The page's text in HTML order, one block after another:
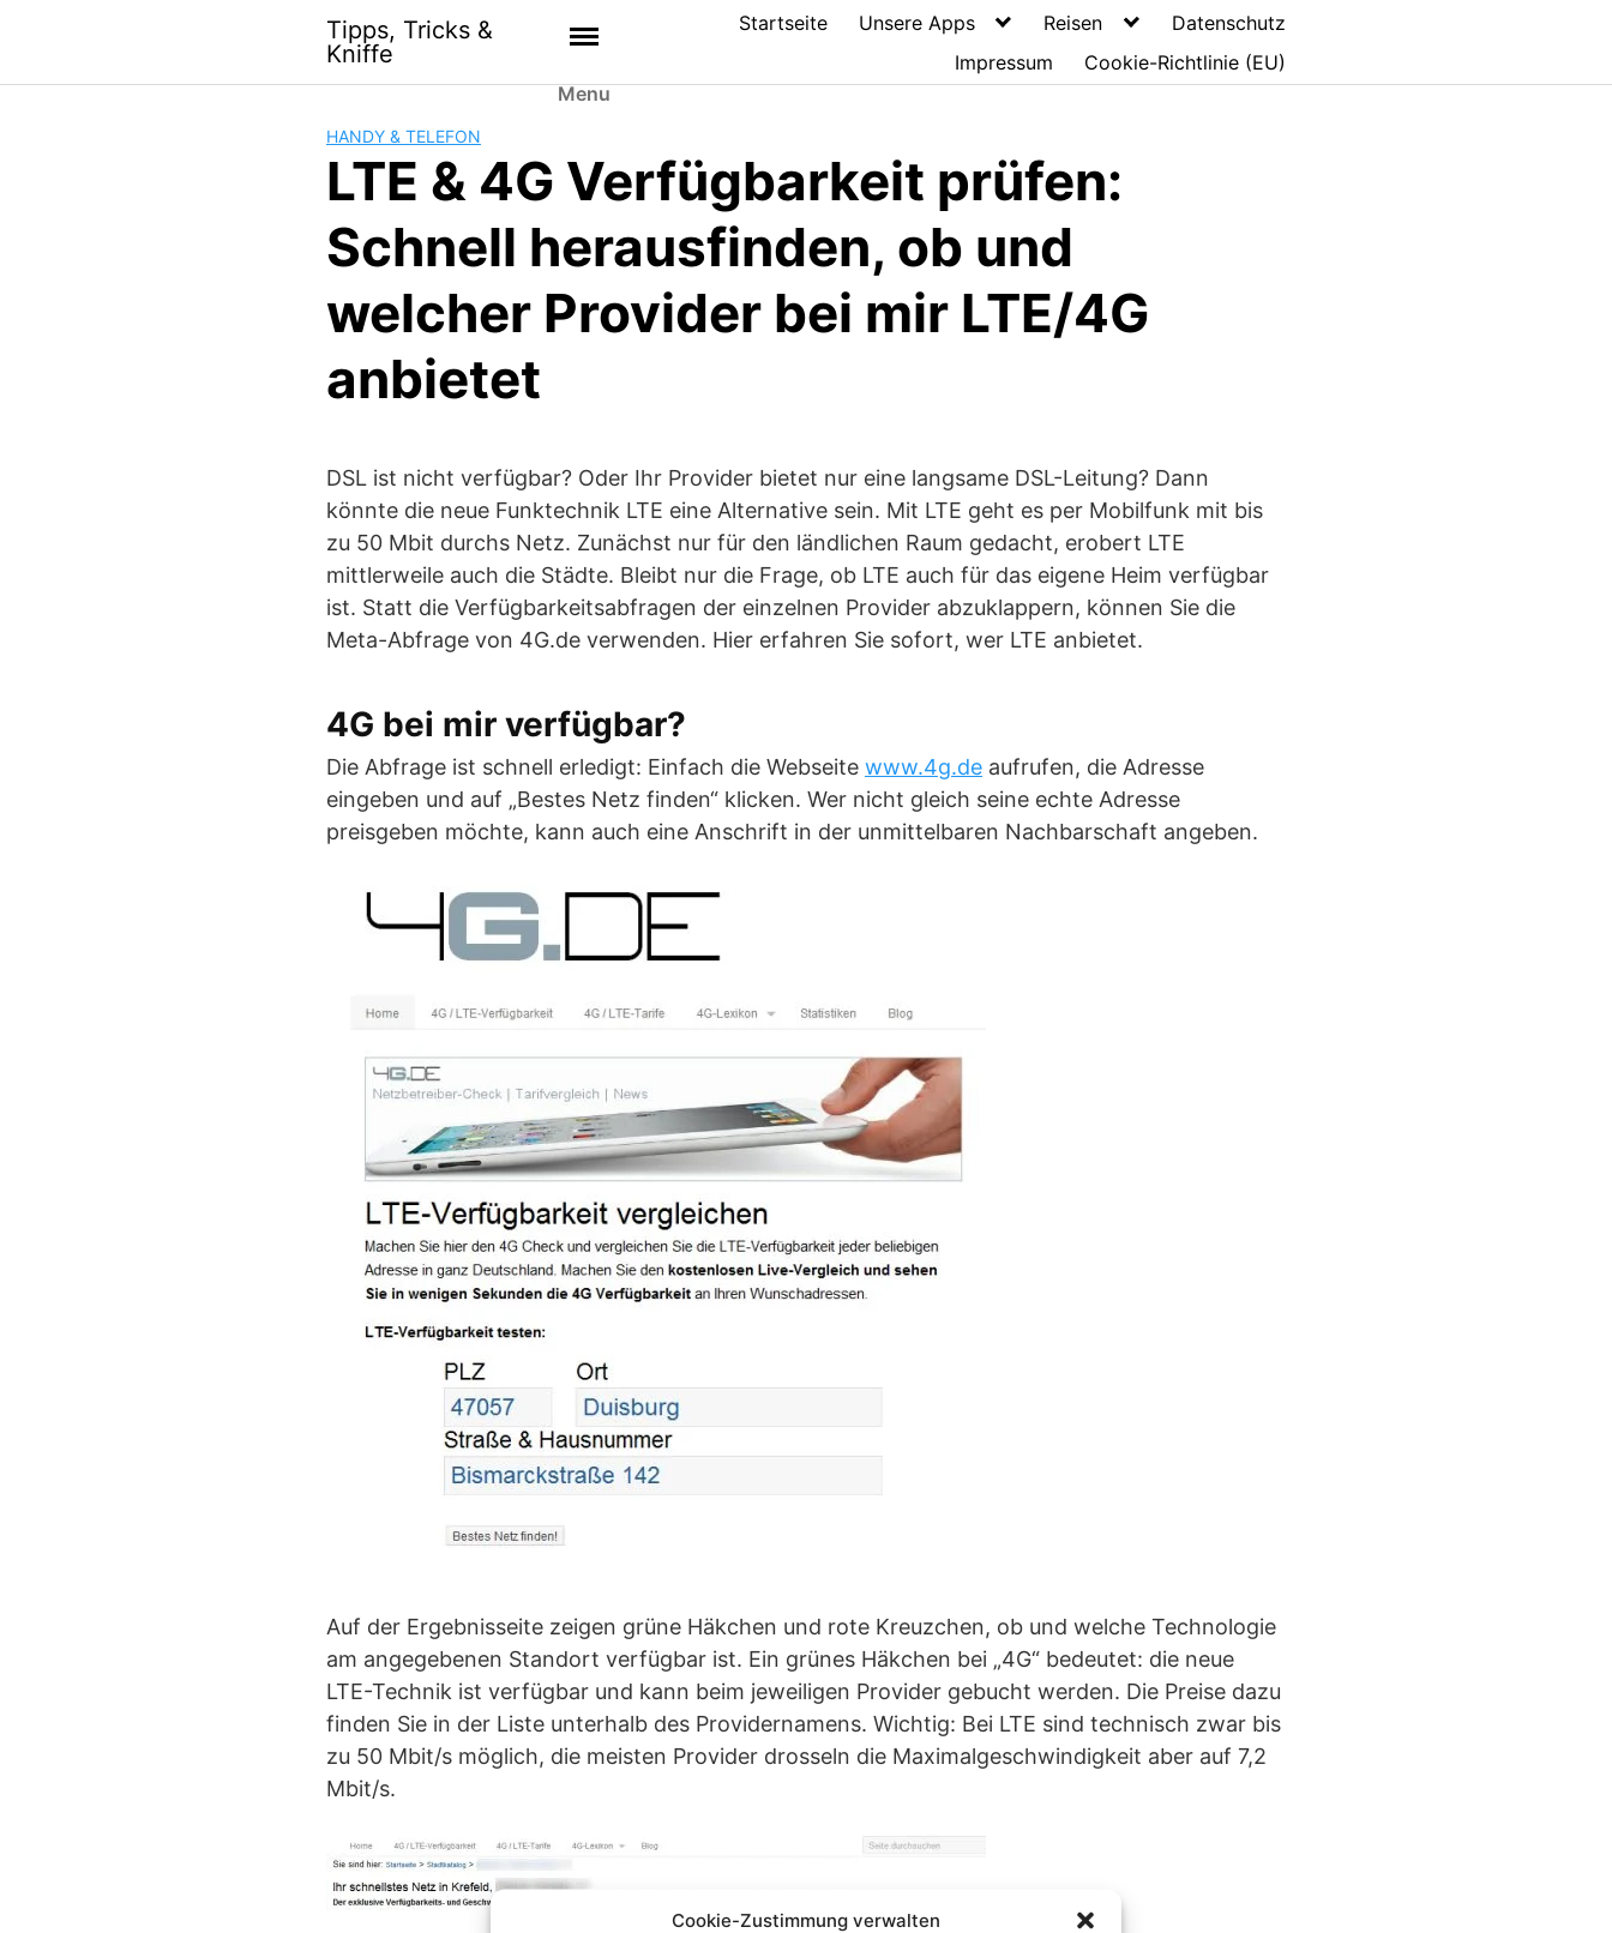
Tipps, Tricks &
Kniffe
Menu
Startseite Unsere Apps Reisen
Datenschutz
Impressum
Cookie-Richtlinie (EU)
HANDY & TELEFON
LTE & 4G Verfügbarkeit prüfen:
Schnell herausfinden, ob und
welcher Provider bei mir LTE/4G
anbietet
DSL ist nicht verfügbar? Oder Ihr Provider bietet nur eine langsame DSL-Leitung? Dann
könnte die neue Funktechnik LTE eine Alternative sein. Mit LTE geht es per Mobilfunk mit bis
zu 50 Mbit durchs Netz. Zunächst nur für den ländlichen Raum gedacht, erobert LTE
mittlerweile auch die Städte. Bleibt nur die Frage, ob LTE auch für das eigene Heim verfügbar
ist. Statt die Verfügbarkeitsabfragen der einzelnen Provider abzuklappern, können Sie die
Meta-Abfrage von 4G.de verwenden. Hier erfahren Sie sofort, wer LTE anbietet.
4G bei mir verfügbar?
Die Abfrage ist schnell erledigt: Einfach die Webseite www.4g.de aufrufen, die Adresse
eingeben und auf „Bestes Netz finden“ klicken. Wer nicht gleich seine echte Adresse
preisgeben möchte, kann auch eine Anschrift in der unmittelbaren Nachbarschaft angeben.
Auf der Ergebnisseite zeigen grüne Häkchen und rote Kreuzchen, ob und welche Technologie
am angegebenen Standort verfügbar ist. Ein grünes Häkchen bei „4G“ bedeutet: die neue
LTE-Technik ist verfügbar und kann beim jeweiligen Provider gebucht werden. Die Preise dazu
finden Sie in der Liste unterhalb des Providernamens. Wichtig: Bei LTE sind technisch zwar bis
zu 50 Mbit/s möglich, die meisten Provider drosseln die Maximalgeschwindigkeit aber auf 7,2
Mbit/s.
Cookie-Zustimmung verwalten